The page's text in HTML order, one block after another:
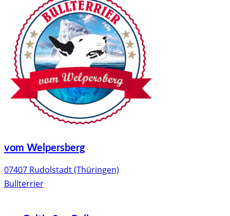
vom Welpersberg
07407 Rudolstadt (Thüringen)
Bullterrier